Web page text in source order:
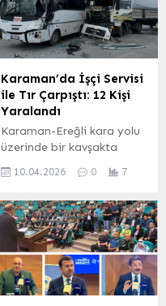
kadınlara ve ihtiyaç duyan
tüm vatandaşlara
rehberlik etmeye devam
ediyor. Bu önemli sosyal
destek mekanizması,
kadına yönelik şiddetle
mücadelede kilit bir rol
uygulaması kapsamında
hizmet veren birim,
şiddete...
Karaman’da İşçi Servisi
ile Tır Çarpıştı: 12 Kişi
Yaralandı
Karaman-Ereğli kara yolu
üzerinde bir kavşakta
kazasında, Organize
taşıyan bir midibüs ile bir
tır çarpıştı. Kazada,
midibüsteki 10 işçi ve 2
sürücü olmak üzere
toplam 12 kişi yaralandı.
Olay yerine kısa sürede
10.04.2026 0 7